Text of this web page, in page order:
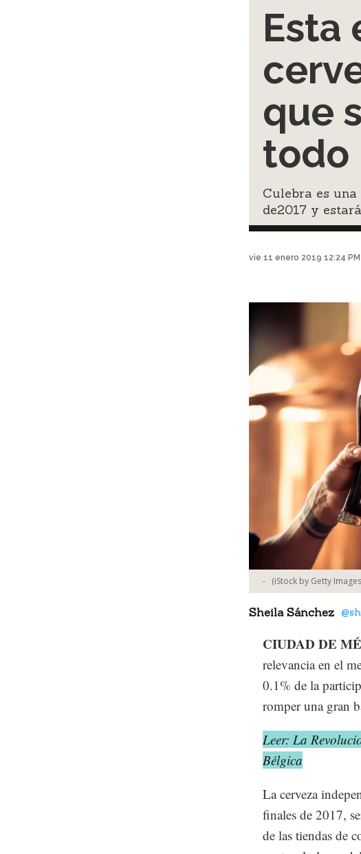
Esta
que
todo
Culebra es
de2017 y
vie 11 enero 2019 12:24 PM
- (iStock by Getty
Sheila Sánchez
CIUDAD DE
relevancia en el
0.1% de la
romper una gran
Leer: La
Bélgica
La cerveza
finales de 2017,
de las tiendas de